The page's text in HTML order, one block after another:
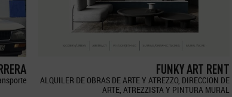
FUNKY ART RENT
ALQUILER DE OBRAS DE ARTE Y ATREZZO, DIRECCION DE
ARTE, ATREZZISTA Y PINTURA MURAL